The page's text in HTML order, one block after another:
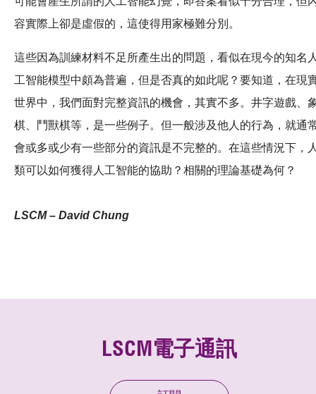
容實際上卻是虛假的，這使得用家極難分別。
這些因為訓練材料不足所產生出的問題，看似在現今的知名
工智能模型中頗為普遍，但是否真的如此呢？要知道，在現
世界中，我們面對完整資訊的機會，其實不多。井字遊戲、
棋、鬥獸棋等，是一些例子。但一般涉及他人的行為，就通
會或多或少有一些部分的資訊是不完整的。在這些情況下，
類可以如何獲得人工智能的協助？相關的理論基礎為何？
LSCM – David Chung
LSCM電子通訊